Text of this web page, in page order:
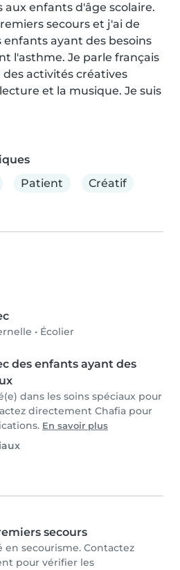
aux enfants d'âge scolaire.
secours et j'ai de
enfants ayant des besoins
l'asthme. Je parle français
activités créatives
et la musique. Je suis
Patient Créatif
• Écolier
des enfants ayant des
dans les soins spéciaux pour
directement Chafia pour
En savoir plus
secours
en secourisme. Contactez
pour vérifier les